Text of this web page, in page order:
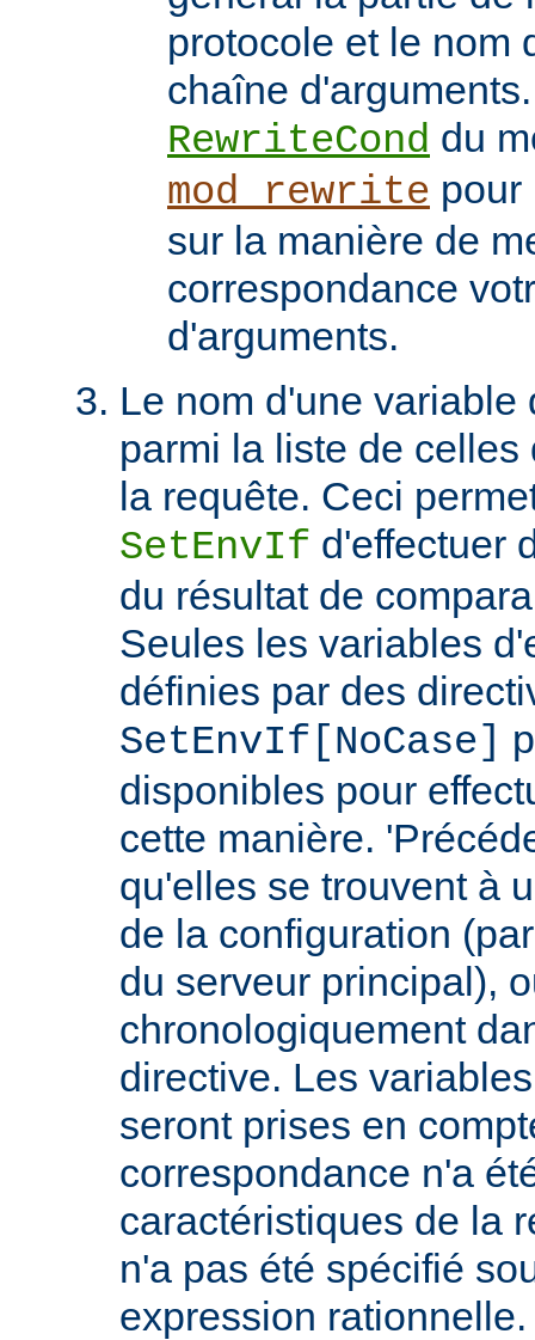
protocole et le nom
chaîne
RewriteCond du
mod_rewrite pour
sur la manière de
correspondance
d'arguments.
Le nom d'une variable
parmi la liste de
la requête. Ceci
SetEnvIf d'effectuer
du résultat de
Seules les variables
définies par des
SetEnvIf[NoCase]
disponibles pour
cette manière.
qu'elles se trouvent à
de la configuration
du serveur principal),
chronologiquement
directive. Les
seront prises en
correspondance n'a
caractéristiques de la
n'a pas été spécifié
expression rationnelle.